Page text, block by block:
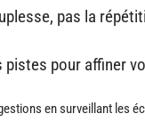
pas la
pistes pour affiner
en surveillant les